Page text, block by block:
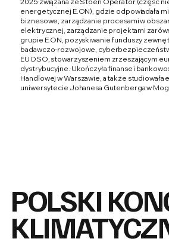
energetycznej E.ON), gdzie odpowiadała
biznesowe, zarządzanie procesami w
elektrycznej, zarządzanie projektami
grupie E.ON, pozyskiwanie funduszy
badawczo-rozwojowe,
EU DSO, stowarzyszeniem zrzeszającym
dystrybucyjne. Ukończyła finanse i
Handlowej w Warszawie, a także studiowała
uniwersytecie Johanesa Gutenberga w
POLSKI